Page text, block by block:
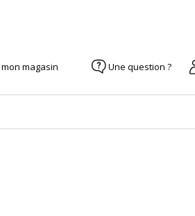
magasin Une question ?